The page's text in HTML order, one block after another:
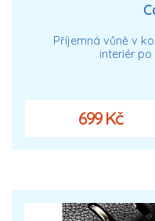
Příjemná vůně v
interiér po
699 Kč